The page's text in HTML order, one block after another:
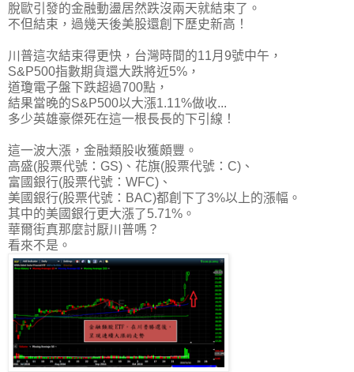
脫歐引發的金融動盪居然跌沒兩天就結束了。
不但結束，過幾天後美股還創下歷史新高！
川普這次結束得更快，台灣時間的11月9號中午，
S&P500指數期貨還大跌將近5% ，
道瓊電子盤下跌超過700點，
結果當晚的S&P500以大漲1.11%做收...
多少英雄豪傑死在這一根長長的下引線！
這一波大漲，金融類股收獲頗豐。
高盛(股票代號：GS)、花旗(股票代號：C)、
富國銀行(股票代號：WFC)、
美國銀行(股票代號：BAC)都創下了3%以上的漲幅。
其中的美國銀行更大漲了5.71% 。
華爾街真那麼討厭川普嗎？
看來不是。